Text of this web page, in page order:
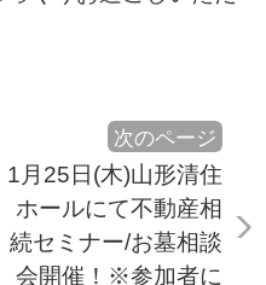
次のページ
1月25日(木)山形清住
ホールにて不動産相
続セミナー/お墓相談
会開催！※参加者に